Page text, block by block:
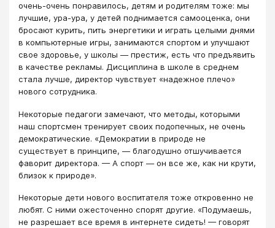
очень-очень понравилось, детям и родителям тоже: мы
лучшие, ура-ура, у детей поднимается самооценка, они
бросают курить, пить энергетики и играть целыми днями
в компьютерные игры, занимаются спортом и улучшают
свое здоровье, у школы — престиж, есть что предъявить
в качестве рекламы. Дисциплина в школе в среднем
стала лучше, директор чувствует «надежное плечо»
нового сотрудника.
Некоторые педагоги замечают, что методы, которыми
наш спортсмен тренирует своих подопечных, не очень
демократические. «Демократии в природе не
существует в принципе, — благодушно отшучивается
фаворит директора. — А спорт — он все же, как ни крути,
близок к природе».
Некоторые дети нового воспитателя тоже откровенно не
любят. С ними ожесточенно спорят другие. «Подумаешь,
не разрешает все время в интернете сидеть! — говорят